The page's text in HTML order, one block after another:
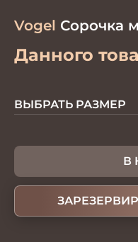
Vogel Сорочка
Данного
ВЫБРАТЬ РАЗМЕР
В